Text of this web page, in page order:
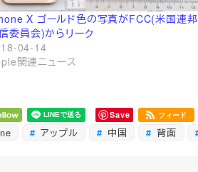
X ゴールド色の写真がFCC(米国連邦
委員会)からリーク
04-14
関連ニュース
Save フィード
アップル 中国 背面